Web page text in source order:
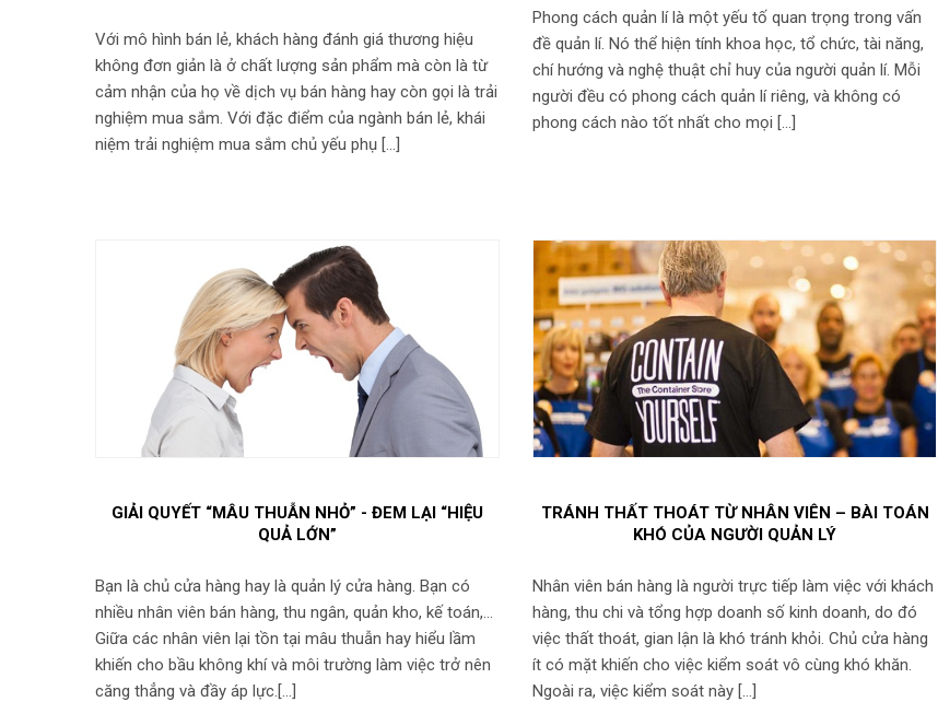
Với mô hình bán lẻ, khách hàng đánh giá thương hiệu
không đơn giản là ở chất lượng sản phẩm mà còn là từ
cảm nhận của họ về dịch vụ bán hàng hay còn gọi là trải
nghiệm mua sắm. Với đặc điểm của ngành bán lẻ, khái
niệm trải nghiệm mua sắm chủ yếu phụ […]
Phong cách quản lí là một yếu tố quan trọng trong vấn
đề quản lí. Nó thể hiện tính khoa học, tổ chức, tài năng,
chí hướng và nghệ thuật chỉ huy của người quản lí. Mỗi
người đều có phong cách quản lí riêng, và không có
phong cách nào tốt nhất cho mọi […]
GIẢI QUYẾT “MÂU THUẪN NHỎ” - ĐEM LẠI “HIỆU
QUẢ LỚN”
Bạn là chủ cửa hàng hay là quản lý cửa hàng. Bạn có
nhiều nhân viên bán hàng, thu ngân, quản kho, kế toán,…
Giữa các nhân viên lại tồn tại mâu thuẫn hay hiểu lầm
khiến cho bầu không khí và môi trường làm việc trở nên
căng thẳng và đầy áp lực.[…]
TRÁNH THẤT THOÁT TỪ NHÂN VIÊN – BÀI TOÁN
KHÓ CỦA NGƯỜI QUẢN LÝ
Nhân viên bán hàng là người trực tiếp làm việc với khách
hàng, thu chi và tổng hợp doanh số kinh doanh, do đó
việc thất thoát, gian lận là khó tránh khỏi. Chủ cửa hàng
ít có mặt khiến cho việc kiểm soát vô cùng khó khăn.
Ngoài ra, việc kiểm soát này […]